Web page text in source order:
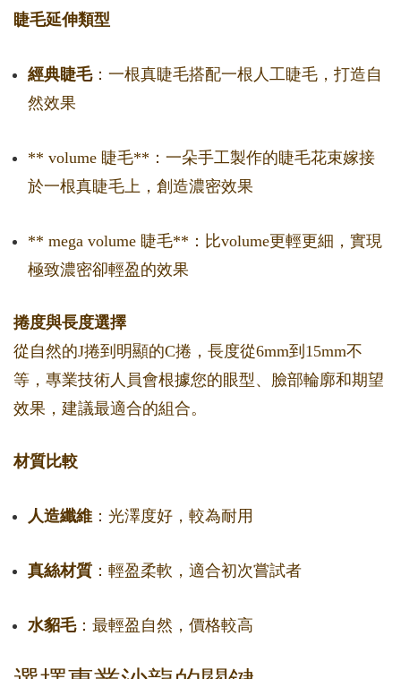
睫毛延伸類型
經典睫毛：一根真睫毛搭配一根人工睫毛，打造自
然效果
** volume 睫毛**：一朵手工製作的睫毛花束嫁接
於一根真睫毛上，創造濃密效果
** mega volume 睫毛**：比volume更輕更細，實現
極致濃密卻輕盈的效果
捲度與長度選擇
從自然的J捲到明顯的C捲，長度從6mm到15mm不
等，專業技術人員會根據您的眼型、臉部輪廓和期望
效果，建議最適合的組合。
材質比較
人造纖維 ：光澤度好，較為耐用
真絲材質 ：輕盈柔軟，適合初次嘗試者
水貂毛：最輕盈自然，價格較高